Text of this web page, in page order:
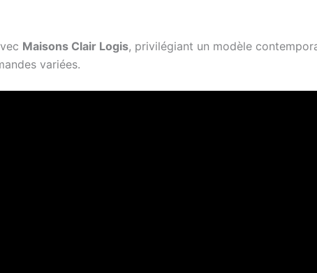
Maisons Clair Logis, privilégiant un modèle
variées.